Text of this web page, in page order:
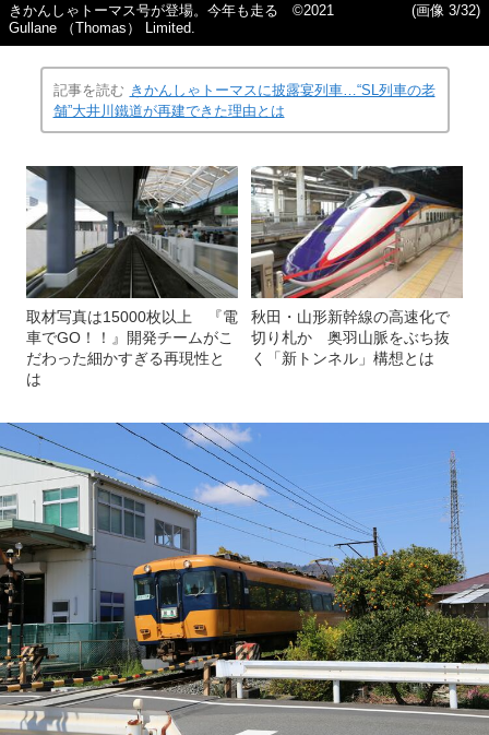
きかんしゃトーマス号が登場。今年も走る ©️2021
Gullane （Thomas） Limited.
(画像 3/32)
記事を読む きかんしゃトーマスに披露宴列車…“SL列車の老
舗”大井川鐵道が再建できた理由とは
取材写真は15000枚以上 『電
車でGO！！』開発チームがこ
だわった細かすぎる再現性と
は
秋田・山形新幹線の高速化で
切り札か 奥羽山脈をぶち抜
く「新トンネル」構想とは